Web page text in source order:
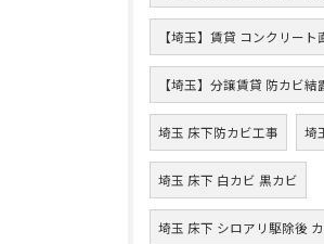
【埼玉】賃貸 コンクリート
【埼玉】分譲賃貸 防カビ結
埼玉 床下防カビ工事 埼
埼玉 床下 白カビ 黒カビ
埼玉 床下 シロアリ駆除後